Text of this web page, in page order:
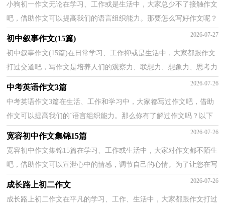
小狗初一作文无论在学习、工作或是生活中，大家总少不了接触作文
吧，借助作文可以提高我们的语言组织能力。那要怎么写好作文呢？
以下是小编整理的小狗初一作文，欢迎大家分享。小狗...
初中叙事作文(15篇) 2026-07-27
初中叙事作文(15篇)在日常学习、工作抑或是生活中，大家都跟作文
打过交道吧，写作文是培养人们的观察力、联想力、想象力、思考力
和记忆力的重要手段。怎么写作文才能避免踩雷呢...
中考英语作文3篇 2026-07-26
中考英语作文3篇在生活、工作和学习中，大家都写过作文吧，借助
作文可以提高我们的`语言组织能力。那么你有了解过作文吗？以下
是小编帮大家整理的中考英语作文，欢迎大家借鉴与参考...
宽容初中作文集锦15篇 2026-07-26
宽容初中作文集锦15篇在学习、工作或生活中，大家对作文都不陌生
吧，借助作文可以宣泄心中的情感，调节自己的心情。为了让您在写
作文时更加简单方便，下面是小编为大家整理的宽容初...
成长路上初二作文 2026-07-26
成长路上初二作文在平凡的学习、工作、生活中，大家都跟作文打过